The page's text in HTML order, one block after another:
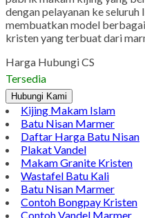
Twitter
WhatsApp
LinkedIn
Tumblr
Gmail
Jual Makam Kristen Marmer
Makam Kristen Marmer |
mencari model makam untuk
pabrik makam kijing yang
dengan pelayanan ke seluruh
membuatkan model
kristen yang terbuat dari